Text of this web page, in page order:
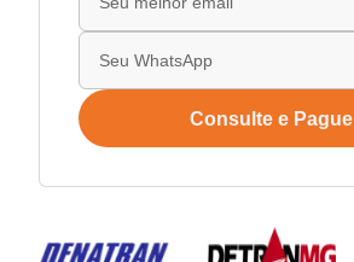
Consulte e Pague